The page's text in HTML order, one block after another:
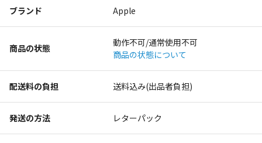
ブランド Apple
商品の状態
動作不可/通常使用不可
商品の状態について
配送料の負担 送料込み(出品者負担)
発送の方法 レターパック